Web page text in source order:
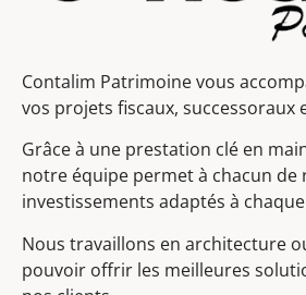
Contalim Patrimoine vous
vos projets fiscaux, successoraux
Grâce à une prestation clé en
notre équipe permet à chacun de
investissements adaptés à
Nous travaillons en architecture
pouvoir offrir les meilleures